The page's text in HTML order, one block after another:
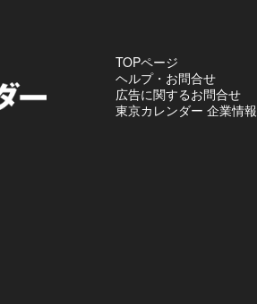
TOPページ
ヘルプ・お問合せ
広告に関するお問合せ
東京カレンダー 企業情報